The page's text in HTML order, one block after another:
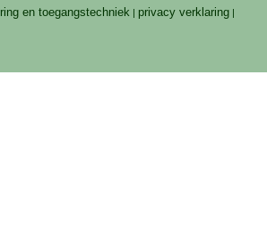
en toegangstechniek | privacy verklaring |